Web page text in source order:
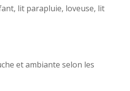
lit parapluie, loveuse, lit
et ambiante selon les